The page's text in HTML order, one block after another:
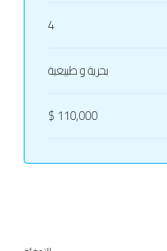
4
بحرية و طبيعية
110,000 $